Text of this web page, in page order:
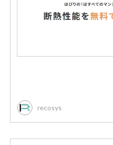
recosys